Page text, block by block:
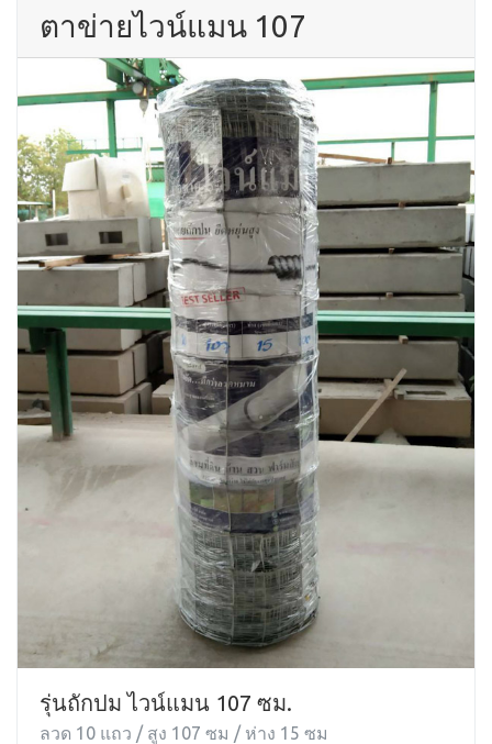
ตาข่ายไวน์แมน 107
รุ่นถักปม ไวน์แมน 107 ซม.
ลวด 10 แถว / สูง 107 ซม / ห่าง 15 ซม